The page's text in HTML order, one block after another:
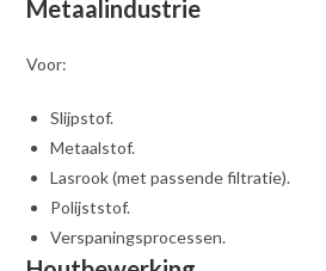
Metaalindustrie
Voor:
Slijpstof.
Metaalstof.
Lasrook (met passende filtratie).
Polijststof.
Verspaningsprocessen.